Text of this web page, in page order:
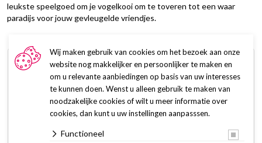
leukste speelgoed om je vogelkooi om te toveren tot een waar
paradijs voor jouw gevleugelde vriendjes.
Wij maken gebruik van cookies om het bezoek aan onze
website nog makkelijker en persoonlijker te maken en
om u relevante aanbiedingen op basis van uw interesses
te kunnen doen. Wenst u alleen gebruik te maken van
noodzakelijke cookies of wilt u meer informatie over
cookies, dan kunt u uw instellingen aanpasssen.
Functioneel